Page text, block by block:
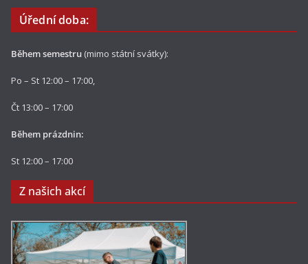
Úřední doba:
Během semestru (mimo státní svátky):
Po – St 12:00 – 17:00,
Čt 13:00 – 17:00
Během prázdnin:
St 12:00 – 17:00
Z našich akcí